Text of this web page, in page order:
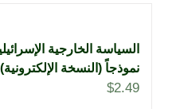
السياسة الخارجية
نموذجاً (النسخة الإلكترونية)
$2.49